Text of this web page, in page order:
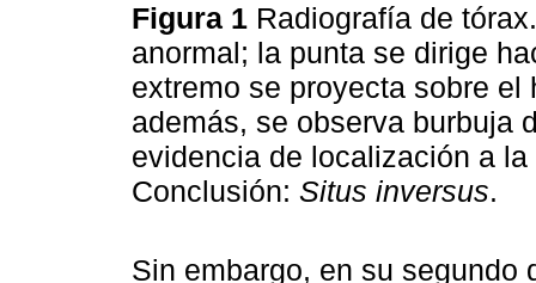
Figura 1 Radiografía de
anormal; la punta se dirige
extremo se proyecta sobre
además, se observa burbuja
evidencia de localización a
Conclusión: Situs inversus.
Sin embargo, en su segundo